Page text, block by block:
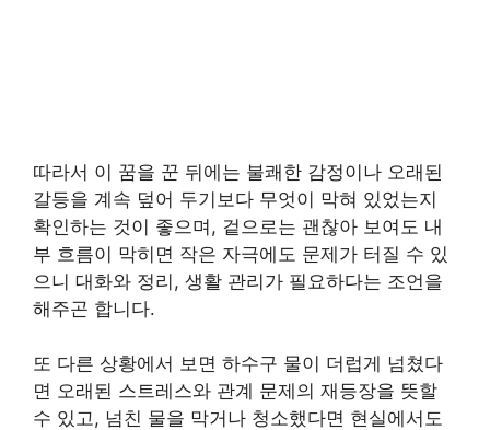
따라서 이 꿈을 꾼 뒤에는 불쾌한 감정이나 오래된
갈등을 계속 덮어 두기보다 무엇이 막혀 있었는지
확인하는 것이 좋으며, 겉으로는 괜찮아 보여도 내
부 흐름이 막히면 작은 자극에도 문제가 터질 수 있
으니 대화와 정리, 생활 관리가 필요하다는 조언을
해주곤 합니다.
또 다른 상황에서 보면 하수구 물이 더럽게 넘쳤다
면 오래된 스트레스와 관계 문제의 재등장을 뜻할
수 있고, 넘친 물을 막거나 청소했다면 현실에서도